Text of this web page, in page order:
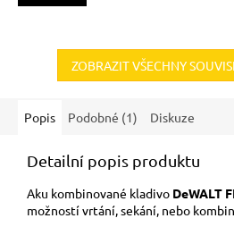
ZOBRAZIT VŠECHNY
Popis Podobné (1) Diskuze
Detailní popis produktu
Aku kombinované kladivo DeWALT
možností vrtání, sekání, nebo